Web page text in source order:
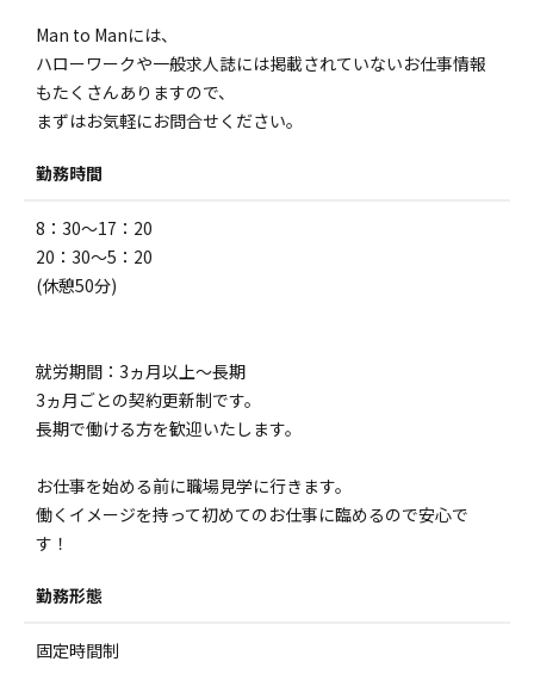
Man to Manには、
ハローワークや一般求人誌には掲載されていないお仕事情報
もたくさんありますので、
まずはお気軽にお問合せください。
勤務時間
8：30～17：20
20：30～5：20
(休憩50分)
就労期間：3ヵ月以上～長期
3ヵ月ごとの契約更新制です。
長期で働ける方を歓迎いたします。
お仕事を始める前に職場見学に行きます。
働くイメージを持って初めてのお仕事に臨めるので安心で
す！
勤務形態
固定時間制